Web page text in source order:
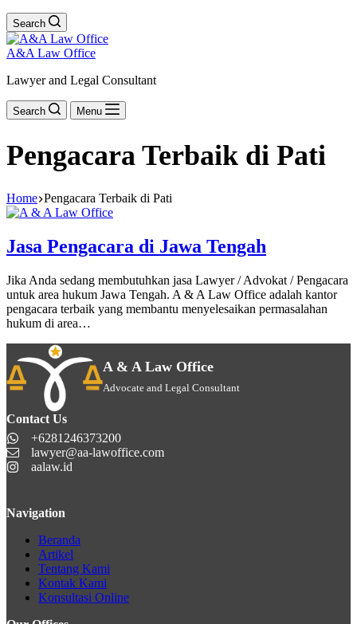
Search
A&A Law Office
Lawyer and Legal Consultant
Search Menu
Pengacara Terbaik di Pati
Home Pengacara Terbaik di Pati
Jasa Pengacara di Jawa Tengah
Jika Anda sedang membutuhkan jasa Lawyer / Advokat / Pengacara
untuk area hukum Jawa Tengah. A & A Law Office adalah kantor
pengacara terbaik yang membantu menyelesaikan permasalahan
hukum di area…
A & A Law Office
Advocate and Legal Consultant
Contact Us
+6281246373200
lawyer@aa-lawoffice.com
aalaw.id
Navigation
Beranda
Artikel
Tentang Kami
Kontak Kami
Konsultasi Online